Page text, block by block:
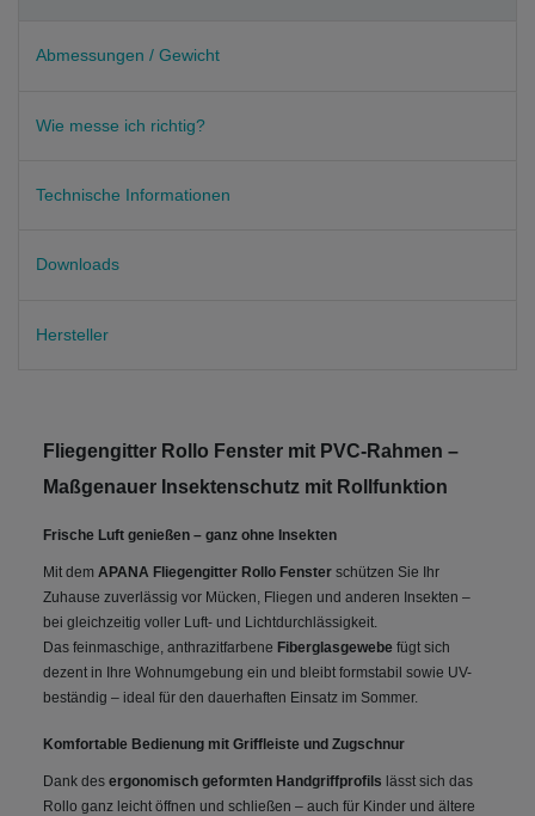
Abmessungen / Gewicht
Wie messe ich richtig?
Technische Informationen
Downloads
Hersteller
Fliegengitter Rollo Fenster mit PVC-Rahmen –
Maßgenauer Insektenschutz mit Rollfunktion
Frische Luft genießen – ganz ohne Insekten
Mit dem APANA Fliegengitter Rollo Fenster schützen Sie Ihr
Zuhause zuverlässig vor Mücken, Fliegen und anderen Insekten –
bei gleichzeitig voller Luft- und Lichtdurchlässigkeit.
Das feinmaschige, anthrazitfarbene Fiberglasgewebe fügt sich
dezent in Ihre Wohnumgebung ein und bleibt formstabil sowie UV-
beständig – ideal für den dauerhaften Einsatz im Sommer.
Komfortable Bedienung mit Griffleiste und Zugschnur
Dank des ergonomisch geformten Handgriffprofils lässt sich das
Rollo ganz leicht öffnen und schließen – auch für Kinder und ältere